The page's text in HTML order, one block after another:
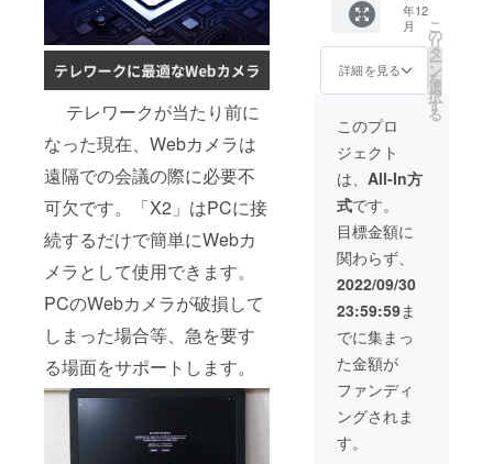
テレワークが当たり前に
なった現在、Webカメラは
遠隔での会議の際に必要不
可欠です。「X2」はPCに接
続するだけで簡単にWebカ
メラとして使用できます。
PCのWebカメラが破損して
しまった場合等、急を要す
る場面をサポートします。
無料
（日本
国内限
定） 内
容物：
「X2」
32GB本
体×1
USB
Type-C
充電
ケーブ
ル×1 日
本語取
扱説明
書×1
年12
月
詳細を見る
こ
の
リ
タ
ー
ン
を
選
択
す
る
このプロ
ジェクト
は、 All-In方
式です。
目標金額に
関わらず、
2022/09/30
23:59:59ま
でに集まっ
た金額が
ファンディ
ングされま
す。